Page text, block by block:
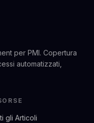
per PMI. Copertura
automatizzati,
gli Articoli